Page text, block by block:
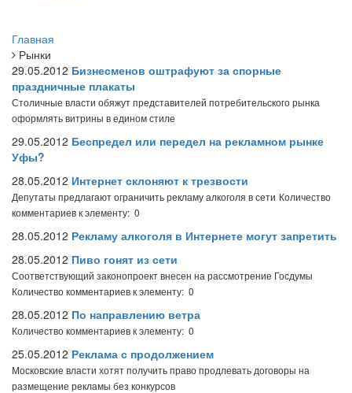
Главная
Рынки
29.05.2012 Бизнесменов оштрафуют за спорные
праздничные плакаты
Столичные власти обяжут представителей потребительского рынка
оформлять витрины в едином стиле
29.05.2012 Беспредел или передел на рекламном рынке
Уфы?
28.05.2012 Интернет склоняют к трезвости
Депутаты предлагают ограничить рекламу алкоголя в сети Количество
комментариев к элементу: 0
28.05.2012 Рекламу алкоголя в Интернете могут запретить
28.05.2012 Пиво гонят из сети
Соответствующий законопроект внесен на рассмотрение Госдумы
Количество комментариев к элементу: 0
28.05.2012 По направлению ветра
Количество комментариев к элементу: 0
25.05.2012 Реклама с продолжением
Московские власти хотят получить право продлевать договоры на
размещение рекламы без конкурсов